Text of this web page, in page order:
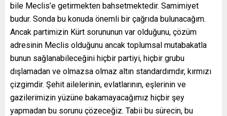
bile Meclis’e getirmekten bahsetmektedir. Samimiyet
budur. Sonda bu konuda önemli bir çağrıda bulunacağım.
Ancak partimizin Kürt sorununun var olduğunu, çözüm
adresinin Meclis olduğunu ancak toplumsal mutabakatla
bunun sağlanabileceğini hiçbir partiyi, hiçbir grubu
dışlamadan ve olmazsa olmaz altın standardımdır, kırmızı
çizgimdir. Şehit ailelerinin, evlatlarının, eşlerinin ve
gazilerimizin yüzüne bakamayacağımız hiçbir şey
yapmadan bu sorunu çözeceğiz. Tabii bu sürecin, bu